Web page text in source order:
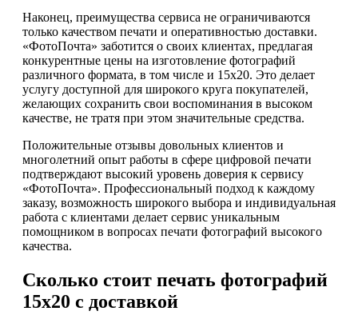
Наконец, преимущества сервиса не ограничиваются
только качеством печати и оперативностью доставки.
«ФотоПочта» заботится о своих клиентах, предлагая
конкурентные цены на изготовление фотографий
различного формата, в том числе и 15х20. Это делает
услугу доступной для широкого круга покупателей,
желающих сохранить свои воспоминания в высоком
качестве, не тратя при этом значительные средства.
Положительные отзывы довольных клиентов и
многолетний опыт работы в сфере цифровой печати
подтверждают высокий уровень доверия к сервису
«ФотоПочта». Профессиональный подход к каждому
заказу, возможность широкого выбора и индивидуальная
работа с клиентами делает сервис уникальным
помощником в вопросах печати фотографий высокого
качества.
Сколько стоит печать фотографий
15х20 с доставкой